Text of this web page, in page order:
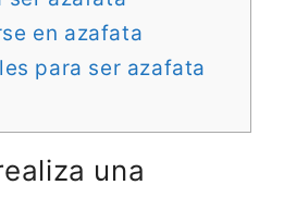
en azafata
para ser azafata
una